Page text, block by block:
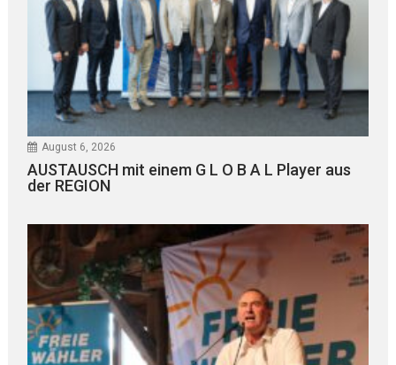
August 6, 2026
AUSTAUSCH mit einem G L O B A L Player aus
der REGION